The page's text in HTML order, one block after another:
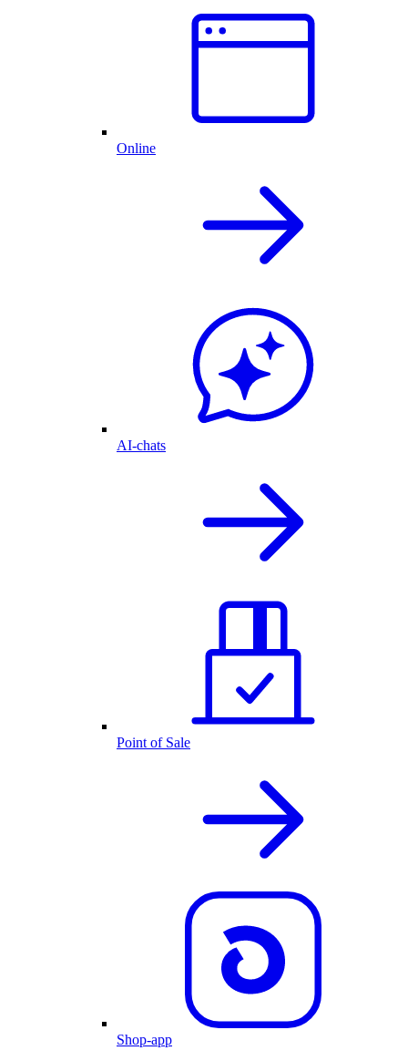
Online
AI-chats
Point of Sale
Shop-app